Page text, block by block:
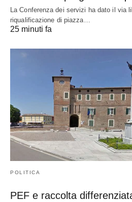
La Conferenza dei servizi ha dato il via
riqualificazione di piazza…
25 minuti fa
POLITICA
PEF e raccolta